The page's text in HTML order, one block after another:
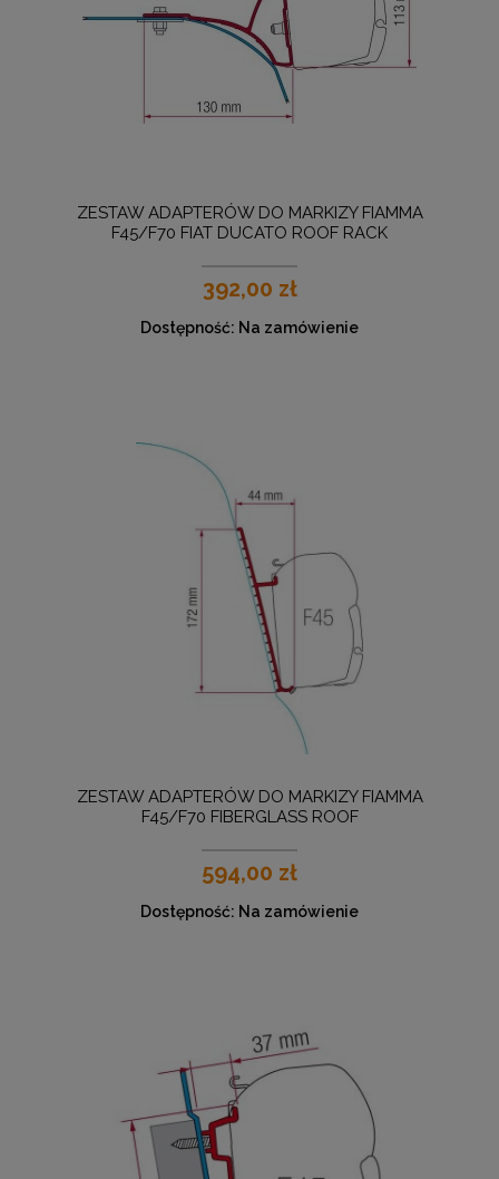
ZESTAW ADAPTERÓW DO MARKIZY FIAMMA
F45/F70 FIAT DUCATO ROOF RACK
392,00 zł
Dostępność: Na zamówienie
ZESTAW ADAPTERÓW DO MARKIZY FIAMMA
F45/F70 FIBERGLASS ROOF
594,00 zł
Dostępność: Na zamówienie